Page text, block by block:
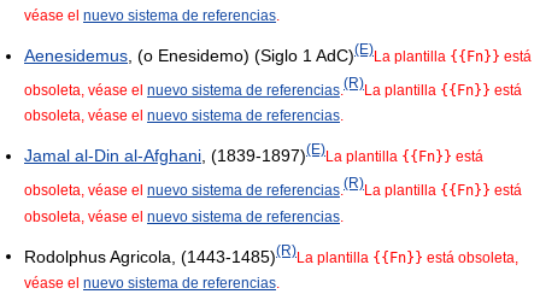
véase el nuevo sistema de referencias.
Aenesidemus , (o Enesidemo) (Siglo 1 AdC)(E)La plantilla {{Fn}} está
obsoleta, véase el nuevo sistema de referencias (R)La plantilla {{Fn}} está
obsoleta, véase el nuevo sistema de referencias.
Jamal al-Din al-Afghani , (1839-1897)(E)La plantilla {{Fn}} está
obsoleta, véase el nuevo sistema de referencias (R)La plantilla {{Fn}} está
obsoleta, véase el nuevo sistema de referencias
Rodolphus Agricola, (1443-1485)(R)La plantilla {{Fn}} está obsoleta,
véase el nuevo sistema de referencias.